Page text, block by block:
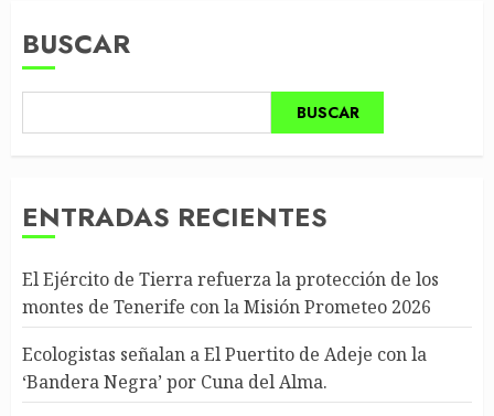
BUSCAR
BUSCAR
ENTRADAS RECIENTES
El Ejército de Tierra refuerza la protección de los
montes de Tenerife con la Misión Prometeo 2026
Ecologistas señalan a El Puertito de Adeje con la
‘Bandera Negra’ por Cuna del Alma.